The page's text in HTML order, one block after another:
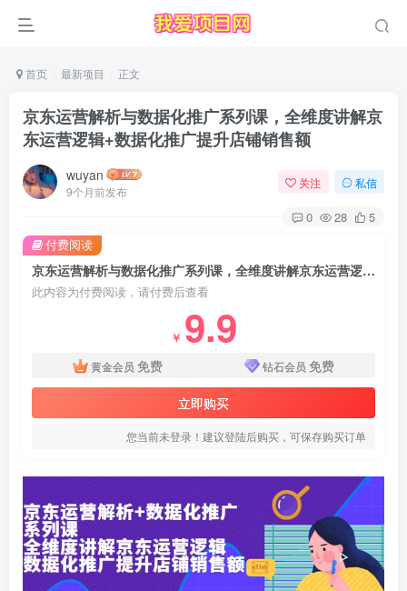
首页 最新项目 正文
京东运营解析与数据化推广系列课，全维度讲解京
东运营逻辑+数据化推广提升店铺销售额
wuyan
9个月前发布
关注 私信
0 28 5
京东运营解析与数据化推广系列课，全维度讲解京东运营逻辑+数据化推广提升店铺销售额
此内容为付费阅读，请付费后查看
￥ 9.9
黄金会员 免费 钻石会员 免费
立即购买
您当前未登录！建议登陆后购买，可保存购买订单
付费阅读